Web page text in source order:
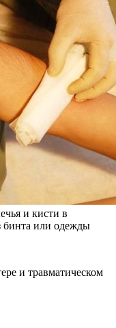
и кисти в
бинта или одежды